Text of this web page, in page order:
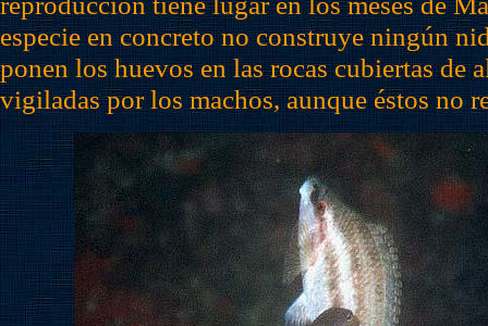
especie en concreto no construye ningún
ponen los huevos en las rocas cubiertas de
vigiladas por los machos, aunque éstos no